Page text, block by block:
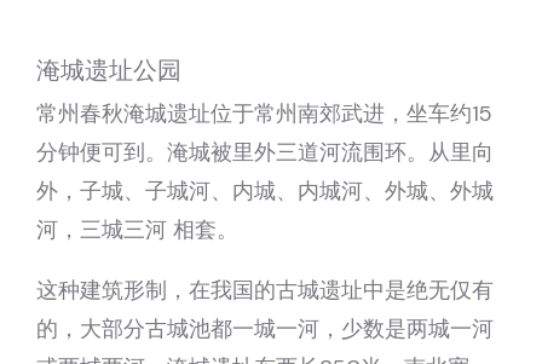
淹城遗址公园
常州春秋淹城遗址位于常州南郊武进，坐车约15
分钟便可到。淹城被里外三道河流围环。从里向
外，子城、子城河、内城、内城河、外城、外城
河，三城三河 相套。
这种建筑形制，在我国的古城遗址中是绝无仅有
的，大部分古城池都一城一河，少数是两城一河